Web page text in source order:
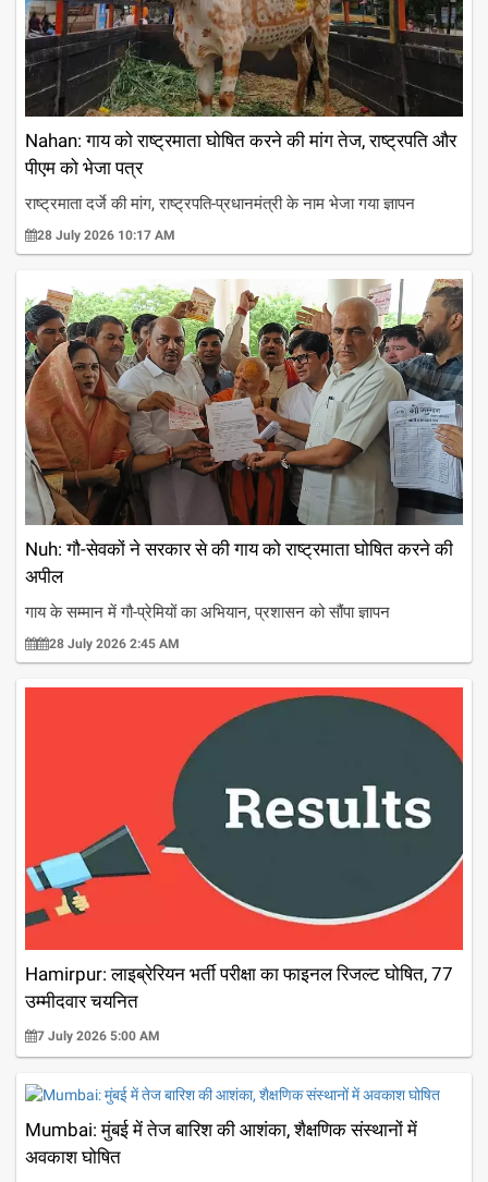
Nahan: गाय को राष्ट्रमाता घोषित करने की मांग तेज, राष्ट्रपति और
पीएम को भेजा पत्र
राष्ट्रमाता दर्जे की मांग, राष्ट्रपति-प्रधानमंत्री के नाम भेजा गया ज्ञापन
28 July 2026 10:17 AM
Nuh: गौ-सेवकों ने सरकार से की गाय को राष्ट्रमाता घोषित करने की
अपील
गाय के सम्मान में गौ-प्रेमियों का अभियान, प्रशासन को सौंपा ज्ञापन
28 July 2026 2:45 AM
Hamirpur: लाइब्रेरियन भर्ती परीक्षा का फाइनल रिजल्ट घोषित, 77
उम्मीदवार चयनित
7 July 2026 5:00 AM
Mumbai: मुंबई में तेज बारिश की आशंका, शैक्षणिक संस्थानों में
अवकाश घोषित